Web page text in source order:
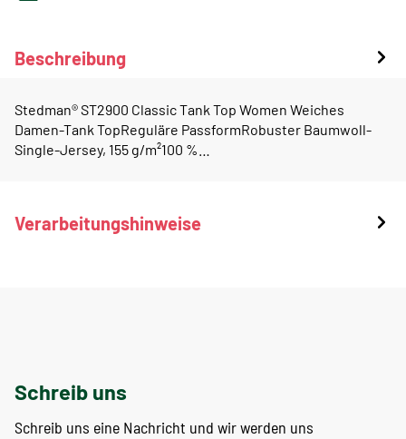
Beschreibung
Stedman® ST2900 Classic Tank Top Women Weiches
Damen-Tank TopReguläre PassformRobuster Baumwoll-
Single-Jersey, 155 g/m²100 %…
Verarbeitungshinweise
Schreib uns
Schreib uns eine Nachricht und wir werden uns